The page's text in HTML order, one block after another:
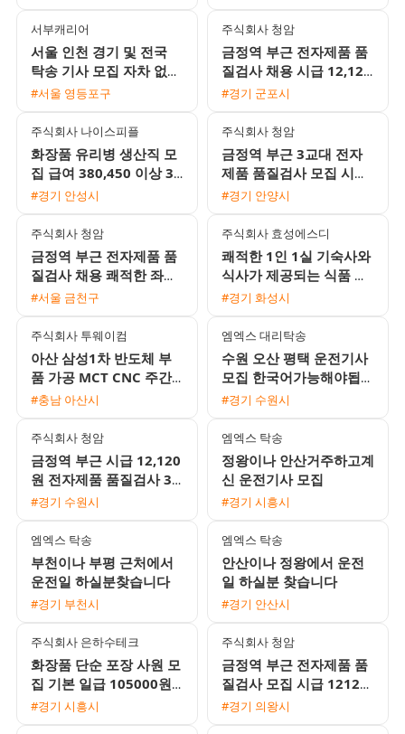
서부캐리어
서울 인천 경기 및 전국
탁송 기사 모집 자차 없이
자유롭게 근무하세요
#서울 영등포구
주식회사 청암
금정역 부근 전자제품 품
질검사 채용 시급 12,120
원 주급 가능 및 좌식근무
#경기 군포시
주식회사 나이스피플
화장품 유리병 생산직 모
집 급여 380,450 이상 3
조2교대 검사 포장 QC 외
#경기 안성시
주식회사 청암
금정역 부근 3교대 전자
제품 품질검사 모집 시급
12,120원 및 주급 가능
#경기 안양시
주식회사 청암
금정역 부근 전자제품 품
질검사 채용 쾌적한 좌식
근무 및 주급 가능
#서울 금천구
주식회사 효성에스디
쾌적한 1인 1실 기숙사와
식사가 제공되는 식품 포
장지 생산 사원 모집
#경기 화성시
주식회사 투웨이컴
아산 삼성1차 반도체 부
품 가공 MCT CNC 주간
및 2교대 모집 무료 기숙
#충남 아산시
엠엑스 대리탁송
수원 오산 평택 운전기사
모집 한국어가능해야됩니
다
#경기 수원시
주식회사 청암
금정역 부근 시급 12,120
원 전자제품 품질검사 3
교대 사원 모집 쾌적한 좌
#경기 수원시
엠엑스 탁송
정왕이나 안산거주하고계
신 운전기사 모집
#경기 시흥시
엠엑스 탁송
부천이나 부평 근처에서
운전일 하실분찾습니다
#경기 부천시
엠엑스 탁송
안산이나 정왕에서 운전
일 하실분 찾습니다
#경기 안산시
주식회사 은하수테크
화장품 단순 포장 사원 모
집 기본 일급 105000원
외국인 지원 가능
#경기 시흥시
주식회사 청암
금정역 부근 전자제품 품
질검사 모집 시급 12120
원 주급 가능 완벽한 좌식
#경기 의왕시